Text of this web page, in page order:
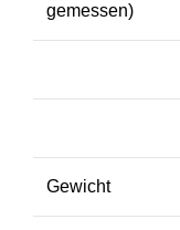
gemessen)
Gewicht